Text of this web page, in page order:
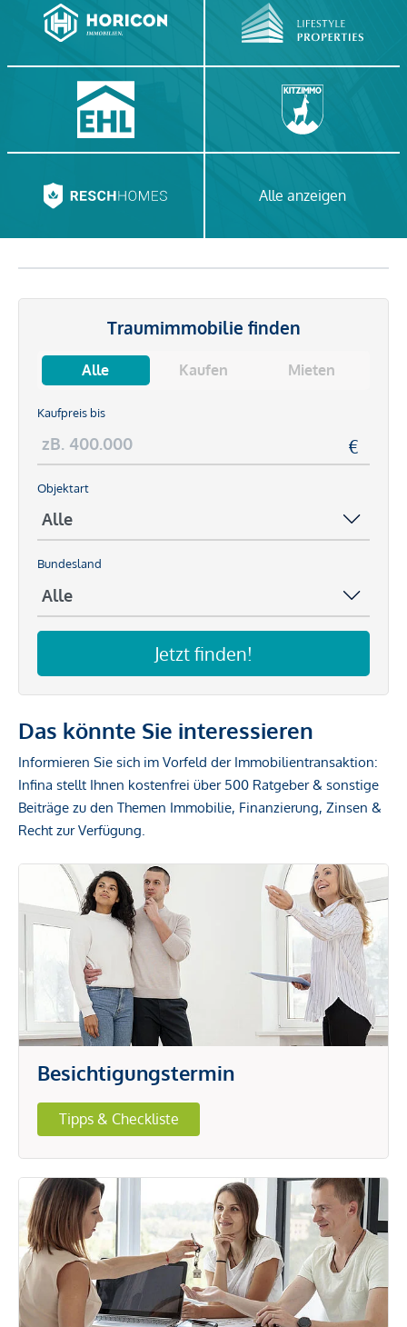
Alle anzeigen
Traumimmobilie finden
Alle Kaufen Mieten
Kaufpreis bis
Objektart
Bundesland
Jetzt finden!
Das könnte Sie interessieren
Informieren Sie sich im Vorfeld der Immobilientransaktion:
Infina stellt Ihnen kostenfrei über 500 Ratgeber & sonstige
Beiträge zu den Themen Immobilie, Finanzierung, Zinsen &
Recht zur Verfügung.
Besichtigungstermin
Tipps & Checkliste